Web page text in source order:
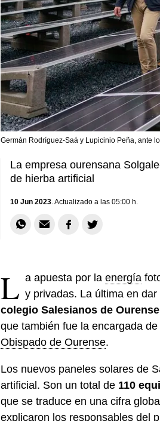
Germán Rodríguez-Saá y Lupicinio Peña, ante
La empresa ourensana
de hierba artificial
10 Jun 2023. Actualizado a las 05:00 h.
L a apuesta por la energía
y privadas. La última en
colegio Salesianos de
que también fue la encargada
Obispado de Ourense.
Los nuevos paneles solares de
artificial. Son un total de110
que se traduce en una cifra
explicaron los responsables del